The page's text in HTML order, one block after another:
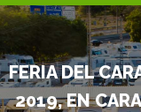
FERIA DEL
2019, EN